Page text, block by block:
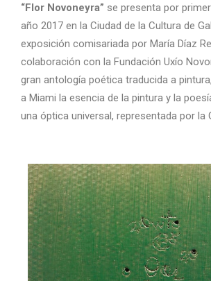
“Flor Novoneyra” se presenta por
año 2017 en la Ciudad de la Cultura de
exposición comisariada por María Díaz
colaboración con la Fundación Uxío
gran antología poética traducida a
a Miami la esencia de la pintura y la
una óptica universal, representada por la